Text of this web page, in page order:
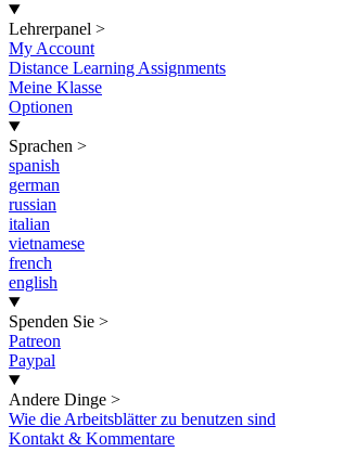
Lehrerpanel >
My Account
Distance Learning Assignments
Meine Klasse
Optionen
Sprachen >
spanish
german
russian
italian
vietnamese
french
english
Spenden Sie >
Patreon
Paypal
Andere Dinge >
Wie die Arbeitsblätter zu benutzen sind
Kontakt & Kommentare